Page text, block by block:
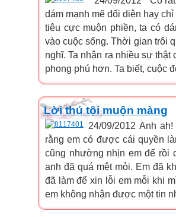
dám mạnh mẽ đối diện hay
tiêu cực muộn phiền, ta có
vào cuộc sống. Thời gian trôi
nghĩ. Ta nhận ra nhiều sự
phong phú hơn. Ta biết, cuộc
Lời thú tội muộn màng
24/09/2012 Anh
rằng em có được cái quyền
cũng nhường nhịn em để rồi
anh đã quá mệt mỏi. Em đã
đã làm để xin lỗi em mỗi khi
em không nhận được một tin